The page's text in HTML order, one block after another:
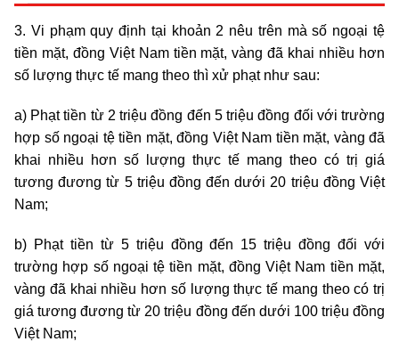
3. Vi phạm quy định tại khoản 2 nêu trên mà số ngoại tệ
tiền mặt, đồng Việt Nam tiền mặt, vàng đã khai nhiều hơn
số lượng thực tế mang theo thì xử phạt như sau:
a) Phạt tiền từ 2 triệuđồng đến 5triệuđồng đối với trường
hợp số ngoại tệ tiền mặt, đồng Việt Nam tiền mặt, vàng đã
khai nhiều hơn số lượng thực tế mang theo có trị giá
tương đương từ 5triệu đồng đến dưới 20 triệu đồng Việt
Nam;
b) Phạt tiền từ 5triệu đồng đến 15 triệuđồng đối với
trường hợp số ngoại tệ tiền mặt, đồng Việt Nam tiền mặt,
vàng đã khai nhiều hơn số lượng thực tế mang theo có trị
giá tương đương từ 20 triệu đồng đến dưới 100triệuđồng
Việt Nam;